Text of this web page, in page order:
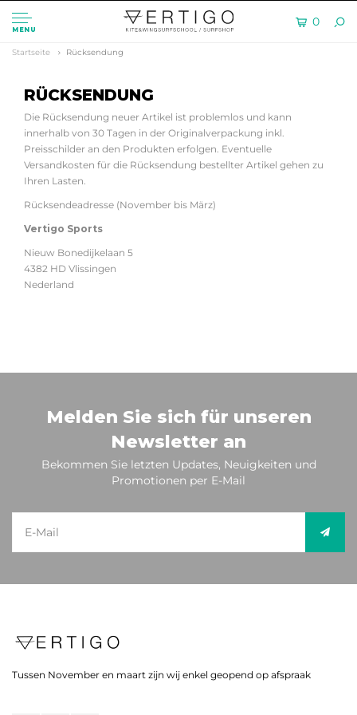
MENU
0
Startseite Rücksendung
RÜCKSENDUNG
Die Rücksendung neuer Artikel ist problemlos und kann
innerhalb von 30 Tagen in der Originalverpackung inkl.
Preisschilder an den Produkten erfolgen. Eventuelle
Versandkosten für die Rücksendung bestellter Artikel gehen zu
Ihren Lasten.
Rücksendeadresse (November bis März)
Vertigo Sports
Nieuw Bonedijkelaan 5
4382 HD Vlissingen
Nederland
Melden Sie sich für unseren
Newsletter an
Bekommen Sie letzten Updates, Neuigkeiten und
Promotionen per E-Mail
Tussen November en maart zijn wij enkel geopend op afspraak